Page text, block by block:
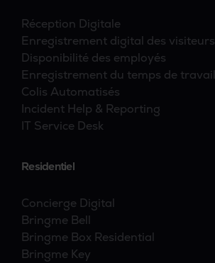
Réception Digitale
Enregistrement digital des visiteurs
Disponibilité des employés
Enregistrement du temps de travail
Colis Automatisés
Incident Help & Reporting
IT Service Desk
Residentiel
Concierge Digital
Bringme Bell
Bringme Box Residential
Bringme Key